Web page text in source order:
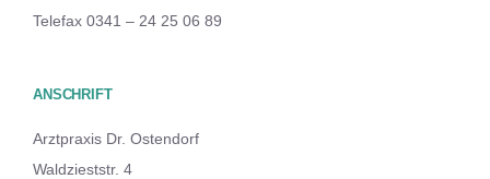
Telefax 0341 – 24 25 06 89
ANSCHRIFT
Arztpraxis Dr. Ostendorf
Waldzieststr. 4